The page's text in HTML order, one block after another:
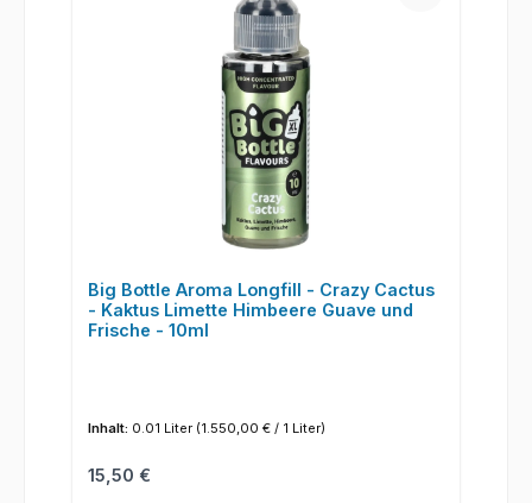
Big Bottle Aroma Longfill - Crazy Cactus
- Kaktus Limette Himbeere Guave und
Frische - 10ml
Inhalt: 0.01 Liter (1.550,00 € / 1 Liter)
Regulärer Preis:
15,50 €